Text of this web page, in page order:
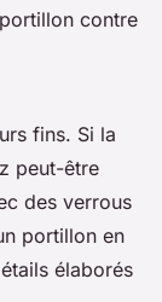
contre
fins. Si la
peut-être
des verrous
portillon en
élaborés